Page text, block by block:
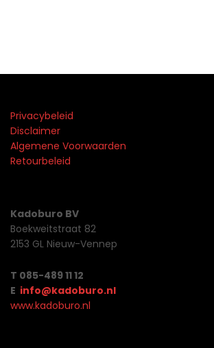
Privacybeleid
Disclaimer
Algemene Voorwaarden
Retourbeleid
Kadoburo BV
Boekweitstraat 82
2153 GL Nieuw-Vennep
T 085-489 11 12
E info@kadoburo.nl
www.kadoburo.nl